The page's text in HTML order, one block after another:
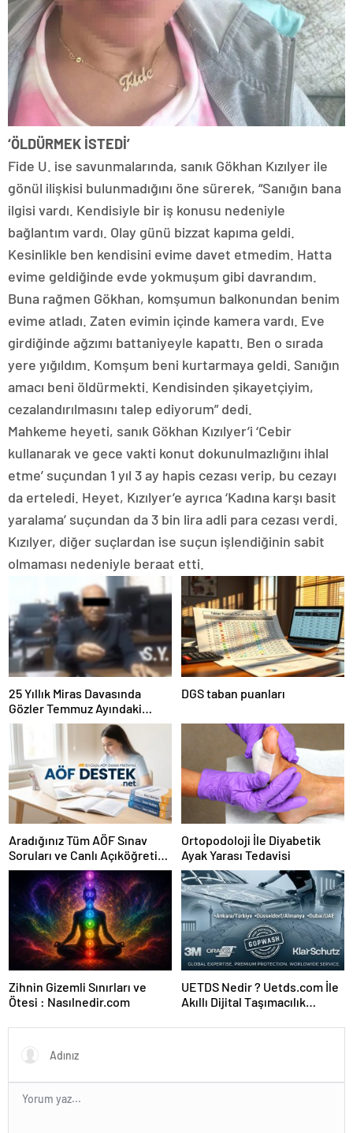
‘ÖLDÜRMEK İSTEDİ’
Fide U. ise savunmalarında, sanık Gökhan Kızılyer ile
gönül ilişkisi bulunmadığını öne sürerek, “Sanığın bana
ilgisi vardı. Kendisiyle bir iş konusu nedeniyle
bağlantım vardı. Olay günü bizzat kapıma geldi.
Kesinlikle ben kendisini evime davet etmedim. Hatta
evime geldiğinde evde yokmuşum gibi davrandım.
Buna rağmen Gökhan, komşumun balkonundan benim
evime atladı. Zaten evimin içinde kamera vardı. Eve
girdiğinde ağzımı battaniyeyle kapattı. Ben o sırada
yere yığıldım. Komşum beni kurtarmaya geldi. Sanığın
amacı beni öldürmekti. Kendisinden şikayetçiyim,
cezalandırılmasını talep ediyorum” dedi.
Mahkeme heyeti, sanık Gökhan Kızılyer’i ‘Cebir
kullanarak ve gece vakti konut dokunulmazlığını ihlal
etme’ suçundan 1 yıl 3 ay hapis cezası verip, bu cezayı
da erteledi. Heyet, Kızılyer’e ayrıca ‘Kadına karşı basit
yaralama’ suçundan da 3 bin lira adli para cezası verdi.
Kızılyer, diğer suçlardan ise suçun işlendiğinin sabit
olmaması nedeniyle beraat etti.
25 Yıllık Miras Davasında
Gözler Temmuz Ayındaki
Karar Duruşmasına Çevrildi
DGS taban puanları
Aradığınız Tüm AÖF Sınav
Soruları ve Canlı Açıköğretim
Forumu Burada
Ortopodoloji İle Diyabetik
Ayak Yarası Tedavisi
Zihnin Gizemli Sınırları ve
Ötesi : Nasılnedir.com
UETDS Nedir ? Uetds.com İle
Akıllı Dijital Taşımacılık